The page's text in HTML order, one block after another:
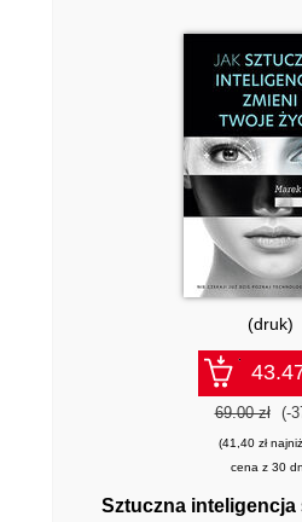
(druk)
69.00 zł (-
(41,40 zł
cena z 30
Sztuczna inteligencja